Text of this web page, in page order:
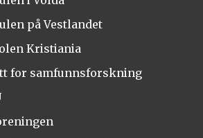
på Vestlandet
Kristiania
for samfunnsforskning